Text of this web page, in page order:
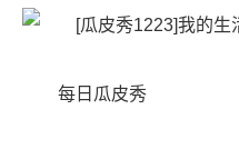
每日瓜皮秀